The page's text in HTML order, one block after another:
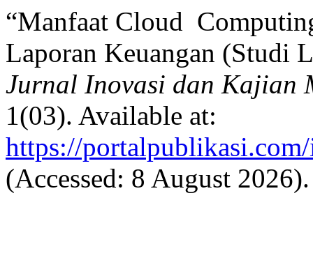
“Manfaat Cloud
Laporan Keuangan (Studi
Jurnal Inovasi dan Kajian
1(03). Available at:
https://
(Accessed: 8 August 2026).